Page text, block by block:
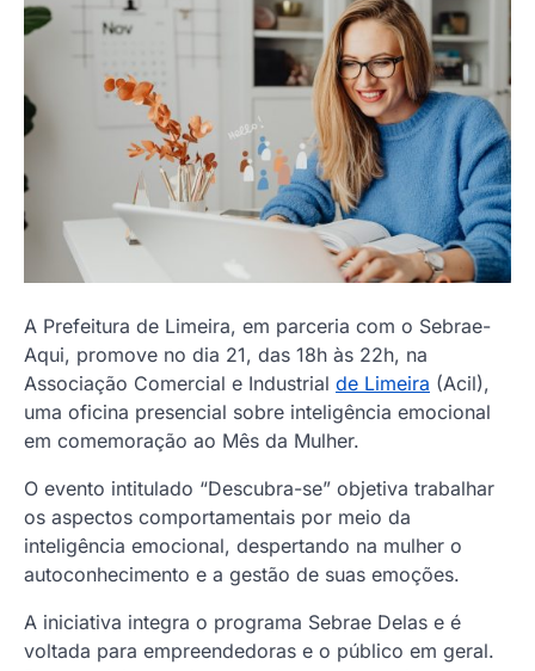
A Prefeitura de Limeira, em parceria com o Sebrae-
Aqui, promove no dia 21, das 18h às 22h, na
Associação Comercial e Industrial de Limeira (Acil),
uma oficina presencial sobre inteligência emocional
em comemoração ao Mês da Mulher.
O evento intitulado “Descubra-se” objetiva trabalhar
os aspectos comportamentais por meio da
inteligência emocional, despertando na mulher o
autoconhecimento e a gestão de suas emoções.
A iniciativa integra o programa Sebrae Delas e é
voltada para empreendedoras e o público em geral.